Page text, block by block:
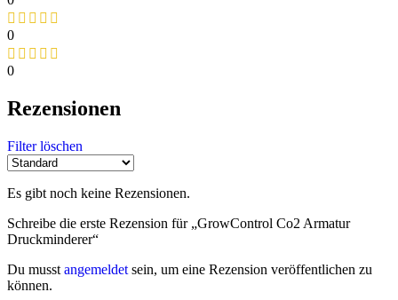
0
0
Rezensionen
Filter löschen
Es gibt noch keine Rezensionen.
Schreibe die erste Rezension für „GrowControl Co2 Armatur
Druckminderer“
Du musst angemeldet sein, um eine Rezension veröffentlichen zu
können.